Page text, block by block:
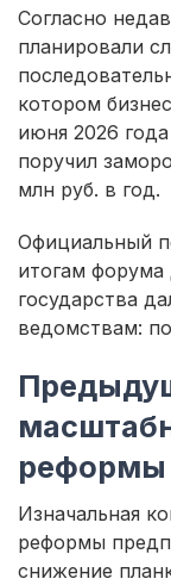
Согласно
планировали
котором
июня 2026
поручил
млн руб. в год.
Официальный
итогам
государства
ведомствам:
реформы
Изначальная
реформы
снижение